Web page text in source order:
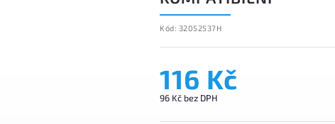
Kód: 32052537H
116 Kč
96 Kč bez DPH